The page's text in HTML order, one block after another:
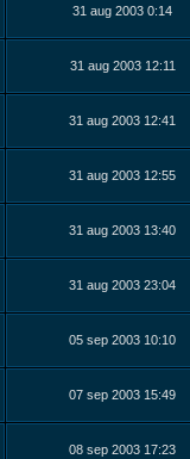
31 aug 2003 0:14
31 aug 2003 12:11
31 aug 2003 12:41
31 aug 2003 12:55
31 aug 2003 13:40
31 aug 2003 23:04
05 sep 2003 10:10
07 sep 2003 15:49
08 sep 2003 17:23